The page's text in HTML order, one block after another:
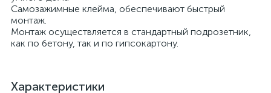
Самозажимные клейма, обеспечивают быстрый
монтаж.
Монтаж осуществляется в стандартный подрозетник,
как по бетону, так и по гипсокартону.
Характеристики